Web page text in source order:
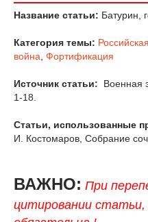
Название статьи: Батурин,
Категория темы:
война Фортификация
Источник статьи:
Военная
1-18.
Статьи, использованные
И. Костомаров, Собрание
ВАЖНО: При
цитировании статьи,